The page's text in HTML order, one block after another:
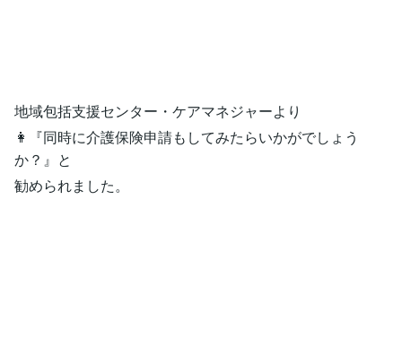
地域包括支援センター・ケアマネジャーより
👩『同時に介護保険申請もしてみたらいかがでしょう
か？』と
勧められました。